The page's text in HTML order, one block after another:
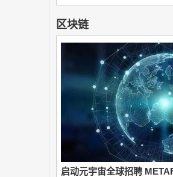
区块链
启动元宇宙全球招聘